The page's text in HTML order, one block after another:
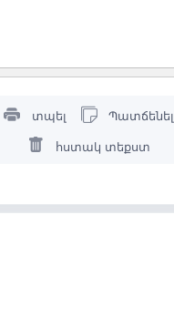
տպել Պատճենել
հստակ տեքստ